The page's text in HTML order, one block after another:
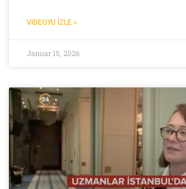
VIDEOYU İZLE »
Januar 15, 2026